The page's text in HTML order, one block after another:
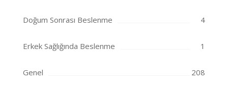
Doğum Sonrası Beslenme 4
Erkek Sağlığında Beslenme 1
Genel 208